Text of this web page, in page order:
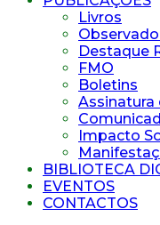
Livros
Destaque
FMO
Boletins
Assinatura
Impacto
BIBLIOTECA
EVENTOS
CONTACTOS